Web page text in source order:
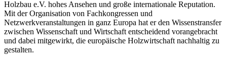
Holzbau e.V. hohes Ansehen und große internationale Reputation.
Mit der Organisation von Fachkongressen und
Netzwerkveranstaltungen in ganz Europa hat er den Wissenstransfer
zwischen Wissenschaft und Wirtschaft entscheidend vorangebracht
und dabei mitgewirkt, die europäische Holzwirtschaft nachhaltig zu
gestalten.